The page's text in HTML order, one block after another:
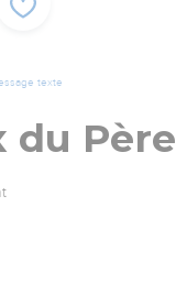
texte
du Père